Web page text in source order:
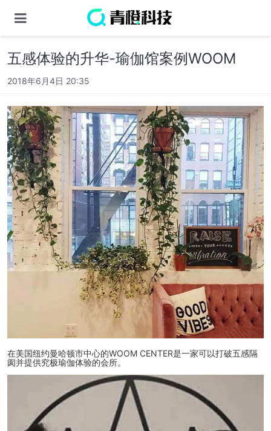
五感体验的升华-瑜伽馆案例WOOM
2018年6月4日 20:35
在美国纽约曼哈顿市中心的WOOM CENTER是一家可以打破五感隔
阂并提供究极瑜伽体验的会所。